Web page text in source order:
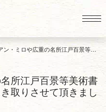
や広重の名所江戸百景等美術書や戦記物を出張にてお引き取りさせて頂きました
所江戸百景等美術書
取りさせて頂きまし